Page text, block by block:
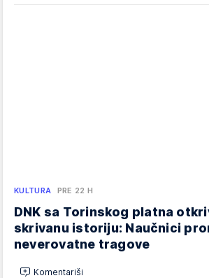
KULTURA PRE 22 H
DNK sa Torinskog platna
skrivanu istoriju: Naučnici
neverovatne tragove
Komentariši